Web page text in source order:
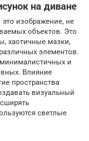
на диване
изображение, не
объектов. Это
хаотичные мазки,
элементов.
и
Влияние
пространства
визуальный
светлые